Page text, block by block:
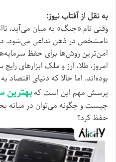
به نقل از آفتاب نیوز:
وقتی نام «جنگ» به میان می‌آید،
نامشخص در ذهن تداعی می‌شود. در
امن‌ترین روش‌ها برای حفظ
امروز، طلا، ارز و ملک ابزار‌های
بوده‌اند. اما حالا که دنیای
پرسش مهم این است کهبهترین
چیست و چگونه می‌توان در میانه
حفظ کرد؟